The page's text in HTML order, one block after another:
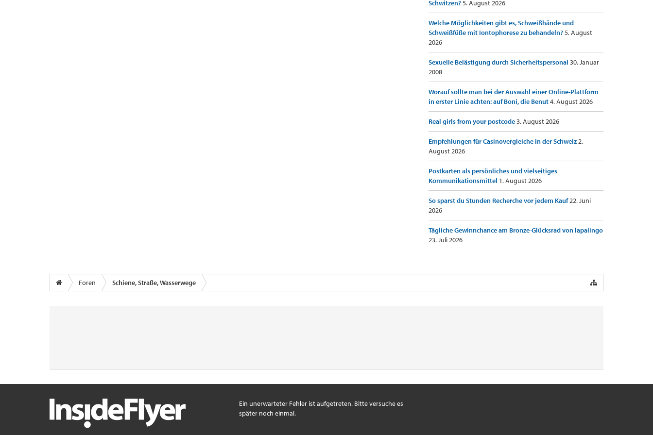
Schwitzen?5. August 2026
Welche Möglichkeiten gibt es, Schweißhände und
Schweißfüße mit Iontophorese zu behandeln?5. August
2026
Sexuelle Belästigung durch Sicherheitspersonal 30. Januar
2008
Worauf sollte man bei der Auswahl einer Online-Plattform
in erster Linie achten: auf Boni, die Benut4. August 2026
Real girls from your postcode3. August 2026
Empfehlungen für Casinovergleiche in der Schweiz2.
August 2026
Postkarten als persönliches und vielseitiges
Kommunikationsmittel 1. August 2026
So sparst du Stunden Recherche vor jedem Kauf22. Juni
2026
Tägliche Gewinnchance am Bronze-Glücksrad von lapalingo
23. Juli 2026
Foren Schiene, Straße, Wasserwege
Ein unerwarteter Fehler ist aufgetreten. Bitte versuche es
später noch einmal.